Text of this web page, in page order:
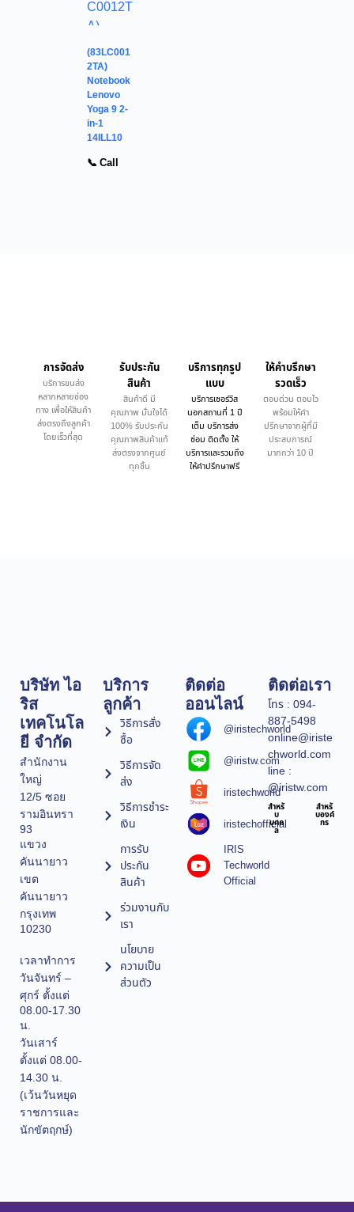
(83LC001
2TA)
Notebook
Lenovo
Yoga 9 2-
in-1
14ILL10
📞 Call
การจัดส่ง
บริการขนส่ง
หลากหลายช่อง
ทาง เพื่อให้สินค้า
ส่งตรงถึงลูกค้า
โดยเร็วที่สุด
รับประกัน
สินค้า
สินค้าดี มี
คุณภาพ มั่นใจได้
100% รับประกัน
คุณภาพสินค้าแท้
ส่งตรงจากศูนย์
ทุกชิ้น
บริการทุกรูป
แบบ
บริการเซอร์วิส
นอกสถานที่ 1 ปี
เต็ม บริการส่ง
ซ่อม ติดตั้ง ให้
บริการและรวมถึง
ให้คำปรึกษาฟรี
ให้คำบรึกษา
รวดเร็ว
ตอบด่วน ตอบไว
พร้อมให้คำ
ปรึกษาจากผู้ที่มี
ประสบการณ์
มากกว่า 10 ปี
บริษัท ไอ
ริส
เทคโนโล
ยี จำกัด
สำนักงาน
ใหญ่
12/5 ซอย
รามอินทรา
93
แขวง
คันนายาว
เขต
คันนายาว
กรุงเทพ
10230
เวลาทำการ
วันจันทร์ –
ศุกร์ ตั้งแต่
08.00-17.30
น.
วันเสาร์
ตั้งแต่ 08.00-
14.30 น.
(เว้นวันหยุด
ราชการและ
นักขัตฤกษ์)
บริการ
ลูกค้า
วิธีการสั่ง
ซื้อ
วิธีการจัด
ส่ง
วิธีการชำระ
เงิน
การรับ
ประกัน
สินค้า
ร่วมงานกับ
เรา
นโยบาย
ความเป็น
ส่วนตัว
ติดต่อ
ออนไลน์
@iristechworld
@iristw.com
iristechworld
iristechofficial
IRIS
Techworld
Official
ติดต่อเรา
โทร : 094-
887-5498
online@iriste
chworld.com
line :
@iristw.com
สำหรั
บ
บุคค
ล
สำหรั
บองค์
กร